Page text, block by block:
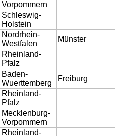
Vorpommern
Schleswig-
Holstein
Nordrhein-
Westfalen
Münster
Rheinland-
Pfalz
Baden-
Wuerttemberg
Freiburg
Rheinland-
Pfalz
Mecklenburg-
Vorpommern
Rheinland-